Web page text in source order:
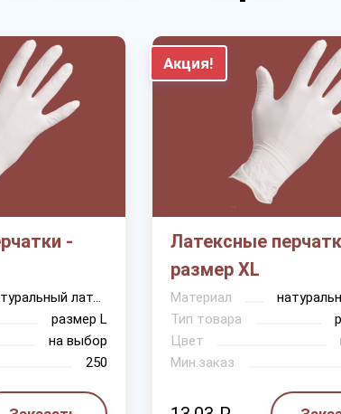
-
натуральный латекс
размер L
на выбор
250
Акция!
Латексные
размер XL
Материал
Тип товара
Цвет
Мин.заказ